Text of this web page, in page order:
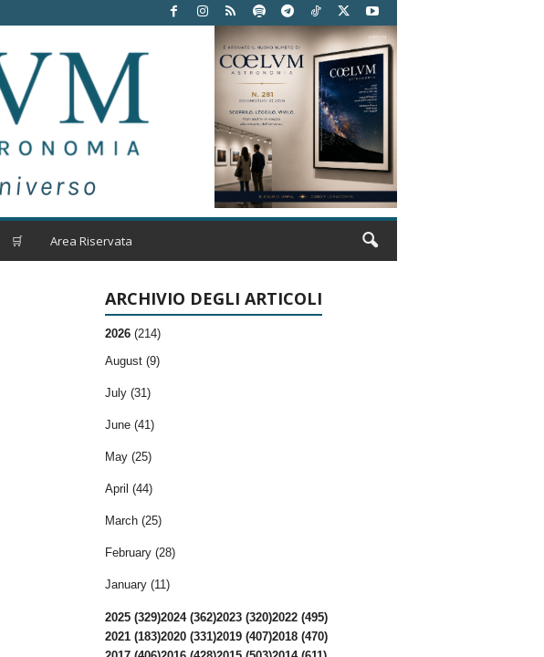
🛒 Area Riservata
ARCHIVIO DEGLI ARTICOLI
2026 (214)
August (9)
July (31)
June (41)
May (25)
April (44)
March (25)
February (28)
January (11)
2025 (329)2024 (362)2023 (320)2022 (495)
2021 (183)2020 (331)2019 (407)2018 (470)